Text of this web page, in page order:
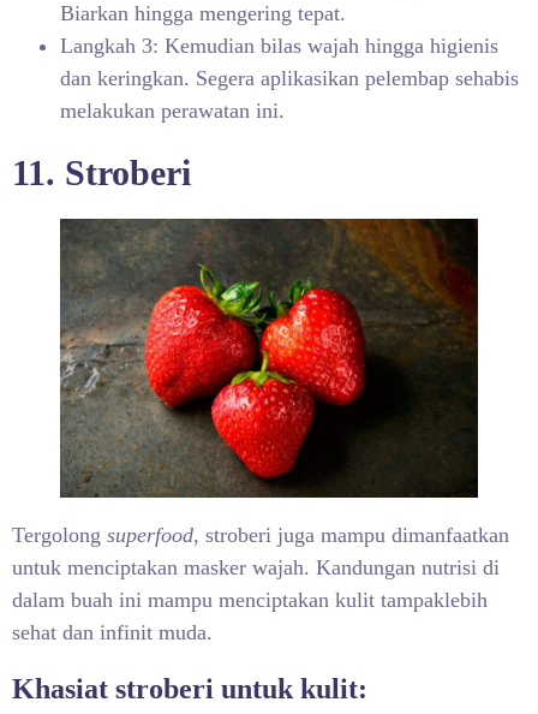
Biarkan hingga mengering tepat.
Langkah 3: Kemudian bilas wajah hingga higienis
dan keringkan. Segera aplikasikan pelembap sehabis
melakukan perawatan ini.
11. Stroberi
Tergolong superfood, stroberi juga mampu dimanfaatkan
untuk menciptakan masker wajah. Kandungan nutrisi di
dalam buah ini mampu menciptakan kulit tampaklebih
sehat dan infinit muda.
Khasiat stroberi untuk kulit: